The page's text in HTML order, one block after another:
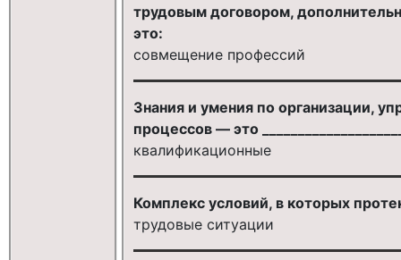
трудовым договором,
это:
совмещение профессий
Знания и умения по организации,
процессов — это
квалификационные
Комплекс условий, в которых
трудовые ситуации